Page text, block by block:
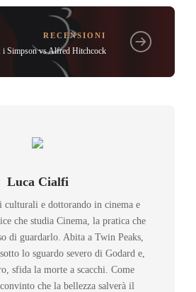
RECENSIONI
i Simpson vs Alfred Hitchcock
Luca Cialfi
culturali e dottorando in cinema e
che studia Cinema, la pratica che
di guardarlo. Abita a Twin Peaks,
lo sguardo severo di Godard e,
sfida la morte a scacchi. Come
che la bellezza salverà il